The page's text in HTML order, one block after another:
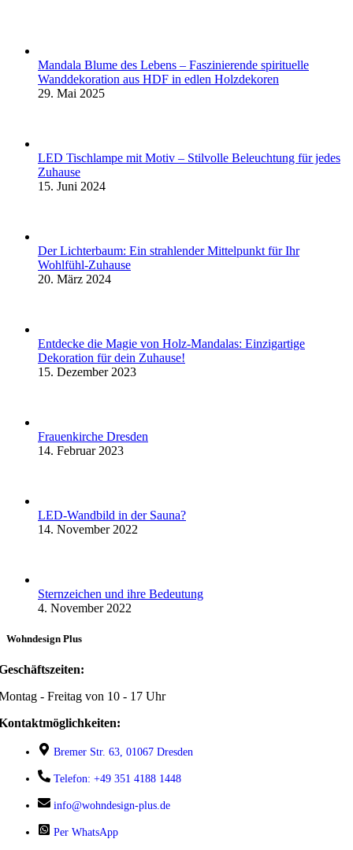
Mandala Blume des Lebens – Faszinierende spirituelle
Wanddekoration aus HDF in edlen Holzdekoren
29. Mai 2025
LED Tischlampe mit Motiv – Stilvolle Beleuchtung für jedes
Zuhause
15. Juni 2024
Der Lichterbaum: Ein strahlender Mittelpunkt für Ihr
Wohlfühl-Zuhause
20. März 2024
Entdecke die Magie von Holz-Mandalas: Einzigartige
Dekoration für dein Zuhause!
15. Dezember 2023
Frauenkirche Dresden
14. Februar 2023
LED-Wandbild in der Sauna?
14. November 2022
Sternzeichen und ihre Bedeutung
4. November 2022
Wohndesign Plus
- Freitag von 10 - 17 Uhr
Bremer Str. 63, 01067 Dresden
Telefon: +49 351 4188 1448
info@wohndesign-plus.de
Per WhatsApp